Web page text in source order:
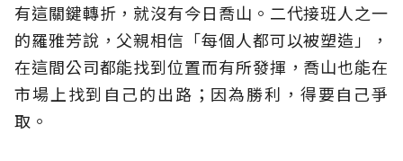
有這關鍵轉折，就沒有今日喬山。二代接班人之一
的羅雅芳說，父親相信「每個人都可以被塑造」，
在這間公司都能找到位置而有所發揮，喬山也能在
市場上找到自己的出路；因為勝利，得要自己爭
取。